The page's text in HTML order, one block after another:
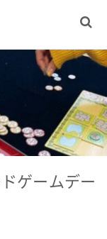
ゲームデー